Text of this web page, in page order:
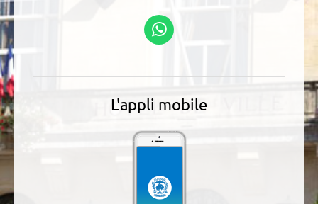
L'appli mobile